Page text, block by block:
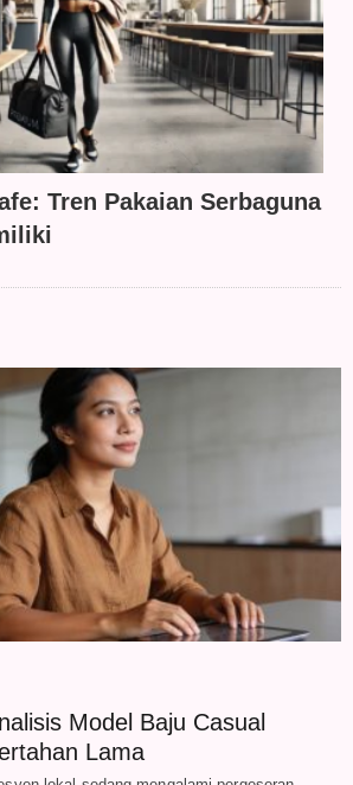
Tren Pakaian Serbaguna
Model Baju Casual
Lama